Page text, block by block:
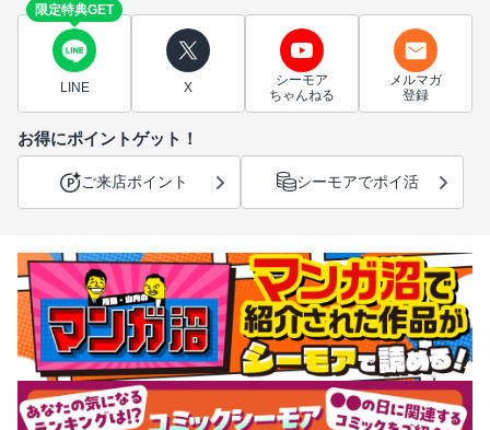
限定特典GET
LINE X
シーモア
ちゃんねる
メルマガ
登録
お得にポイントゲット！
ご来店ポイント シーモアでポイ活